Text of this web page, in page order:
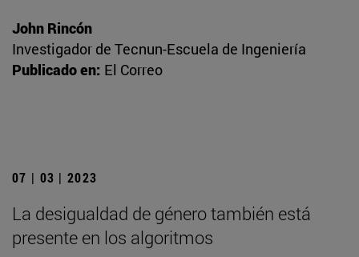
John Rincón
Investigador de Tecnun-Escuela de Ingeniería
Publicado en: El Correo
07 | 03 | 2023
La desigualdad de género también está
presente en los algoritmos